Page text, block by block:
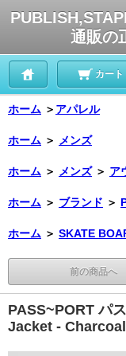
通販の
カート
ホーム ＞ アパレル
ホーム ＞ メンズ
ホーム ＞ メンズ ＞ ア
ホーム ＞ ブランド ＞
ホーム ＞ SKATE
前の商品へ
PASS~PORT パ
Jacket - Charcoal